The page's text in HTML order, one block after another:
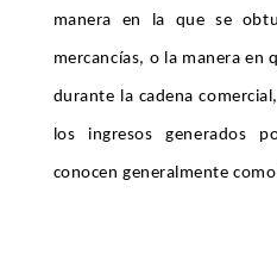
manera en la que se
mercancías, o la manera en
durante la cadena
los ingresos generados
conocen generalmente